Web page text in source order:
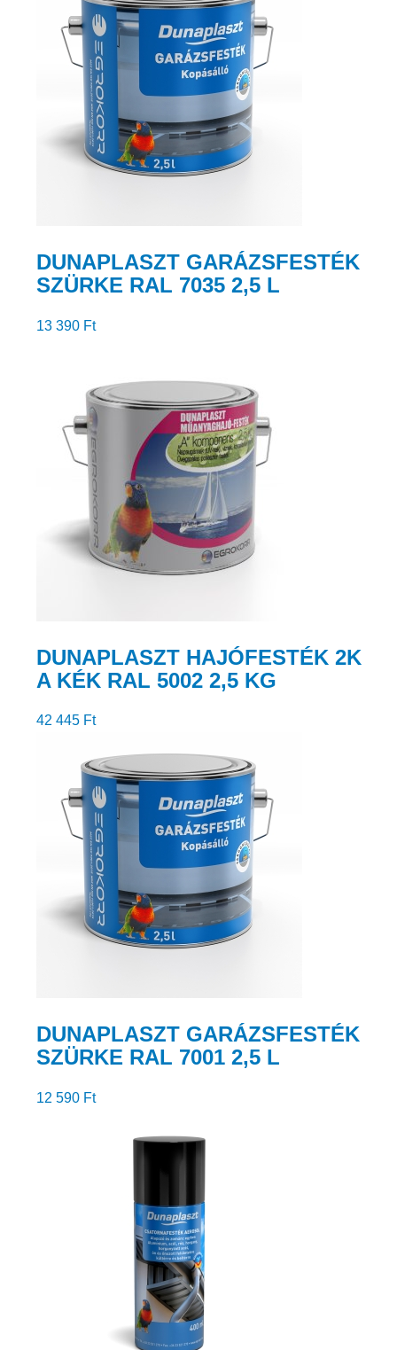
DUNAPLASZT GARÁZSFESTÉK
SZÜRKE RAL 7035 2,5 L
13 390 Ft
DUNAPLASZT HAJÓFESTÉK 2K
A KÉK RAL 5002 2,5 KG
42 445 Ft
DUNAPLASZT GARÁZSFESTÉK
SZÜRKE RAL 7001 2,5 L
12 590 Ft